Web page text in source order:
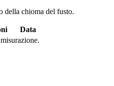
della chioma del fusto.
Data